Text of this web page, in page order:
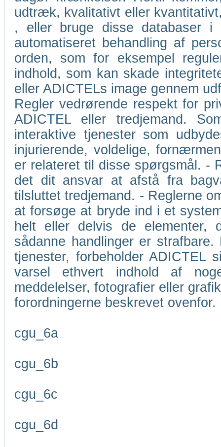
udtræk, kvalitativt eller
, eller bruge disse databaser i
automatiseret behandling af
orden, som for eksempel
indhold, som kan skade
eller ADICTELs image gennem
Regler vedrørende respekt for
ADICTEL eller tredjemand.
interaktive tjenester som
injurierende, voldelige,
er relateret til disse spørgsmål. -
det dit ansvar at afstå fra
tilsluttet tredjemand. - Reglerne
at forsøge at bryde ind i et
helt eller delvis de elementer,
sådanne handlinger er
tjenester, forbeholder ADICTEL
varsel ethvert indhold af
meddelelser, fotografier eller
forordningerne beskrevet ovenfor.
cgu_6a
cgu_6b
cgu_6c
cgu_6d